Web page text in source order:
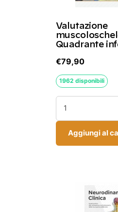
Valutazione
Quadrante
€79,90
1962 disponibili
–
Quadrante
Aggiungi al